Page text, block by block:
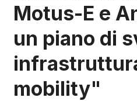
Motus-E e
un piano di
mobility"